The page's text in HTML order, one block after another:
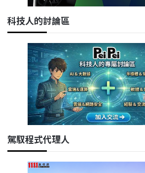
科技人的討論區
駕馭程式代理人